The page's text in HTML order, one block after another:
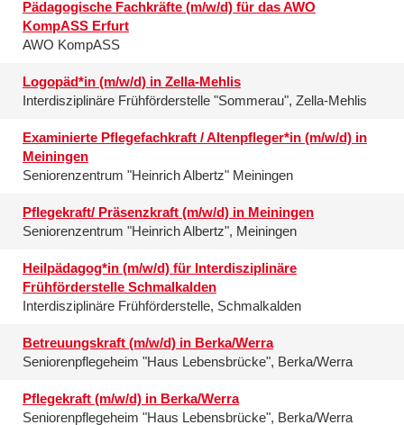
Pädagogische Fachkräfte (m/w/d) für das AWO
KompASS Erfurt
AWO KompASS
Logopäd*in (m/w/d) in Zella-Mehlis
Interdisziplinäre Frühförderstelle "Sommerau", Zella-Mehlis
Examinierte Pflegefachkraft / Altenpfleger*in (m/w/d) in
Meiningen
Seniorenzentrum "Heinrich Albertz" Meiningen
Pflegekraft/ Präsenzkraft (m/w/d) in Meiningen
Seniorenzentrum "Heinrich Albertz", Meiningen
Heilpädagog*in (m/w/d) für Interdisziplinäre
Frühförderstelle Schmalkalden
Interdisziplinäre Frühförderstelle, Schmalkalden
Betreuungskraft (m/w/d) in Berka/Werra
Seniorenpflegeheim "Haus Lebensbrücke", Berka/Werra
Pflegekraft (m/w/d) in Berka/Werra
Seniorenpflegeheim "Haus Lebensbrücke", Berka/Werra